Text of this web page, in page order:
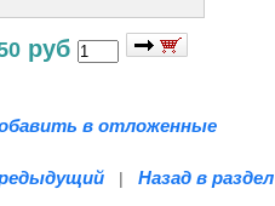
руб
в отложенные
| Назад в раздел